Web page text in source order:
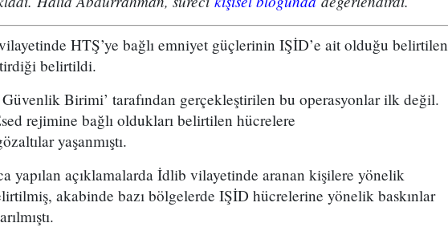
HTŞ’ye bağlı emniyet güçlerinin IŞİD’e ait olduğu belirtilen
belirtildi.
Güvenlik Birimi’ tarafından gerçekleştirilen bu operasyonlar ilk değil.
rejimine bağlı oldukları belirtilen hücrelere
yaşanmıştı.
yapılan açıklamalarda İdlib vilayetinde aranan kişilere yönelik
akabinde bazı bölgelerde IŞİD hücrelerine yönelik baskınlar